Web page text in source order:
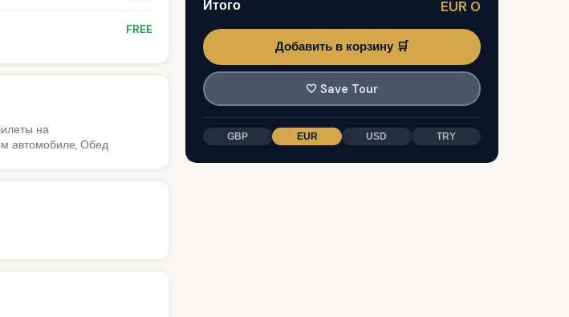
FREE
на
автомобиле, Обед
Итого EUR 0
Добавить в корзину 🛒
🤍 Save Tour
GBP EUR USD TRY